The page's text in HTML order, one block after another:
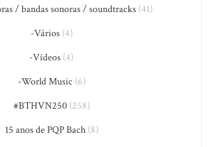
/ bandas sonoras / soundtracks(41)
-Vários(4)
-Vídeos (4)
-World Music (6)
#BTHVN250(258)
15 anos de PQP Bach(8)